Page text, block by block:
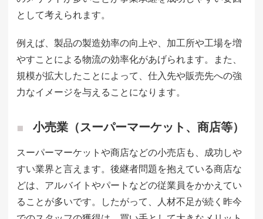
として考えられます。
例えば、製品の製造効率の向上や、加工所や工場を増
やすことによる物流の効率化があげられます。また、
規模が拡大したことによって、仕入先や販売先への強
力なイメージを与えることになります。
小売業（スーパーマーケット、商店等）
スーパーマーケットや商店などの小売店も、成功しや
すい業界と言えます。後継者問題を抱えている商店な
どは、アルバイトやパートなどの従業員をかかえてい
ることが多いです。したがって、人材不足が続く昨今